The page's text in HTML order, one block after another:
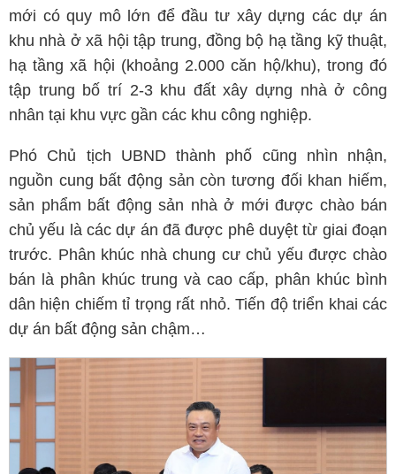
mới có quy mô lớn để đầu tư xây dựng các dự án
khu nhà ở xã hội tập trung, đồng bộ hạ tầng kỹ thuật,
hạ tầng xã hội (khoảng 2.000 căn hộ/khu), trong đó
tập trung bố trí 2-3 khu đất xây dựng nhà ở công
nhân tại khu vực gần các khu công nghiệp.
Phó Chủ tịch UBND thành phố cũng nhìn nhận,
nguồn cung bất động sản còn tương đối khan hiếm,
sản phẩm bất động sản nhà ở mới được chào bán
chủ yếu là các dự án đã được phê duyệt từ giai đoạn
trước. Phân khúc nhà chung cư chủ yếu được chào
bán là phân khúc trung và cao cấp, phân khúc bình
dân hiện chiếm tỉ trọng rất nhỏ. Tiến độ triển khai các
dự án bất động sản chậm…